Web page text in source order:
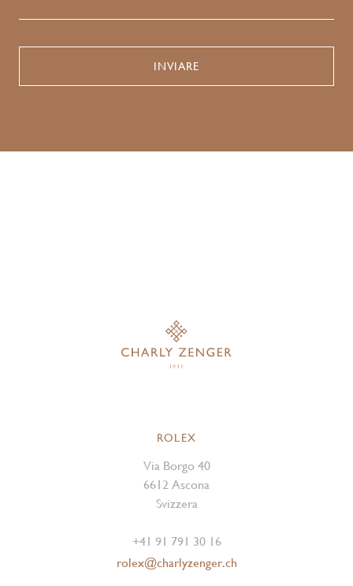
ROLEX
Via Borgo 40
6612 Ascona
Svizzera
+41 91 791 30 16
rolex@charlyzenger.ch